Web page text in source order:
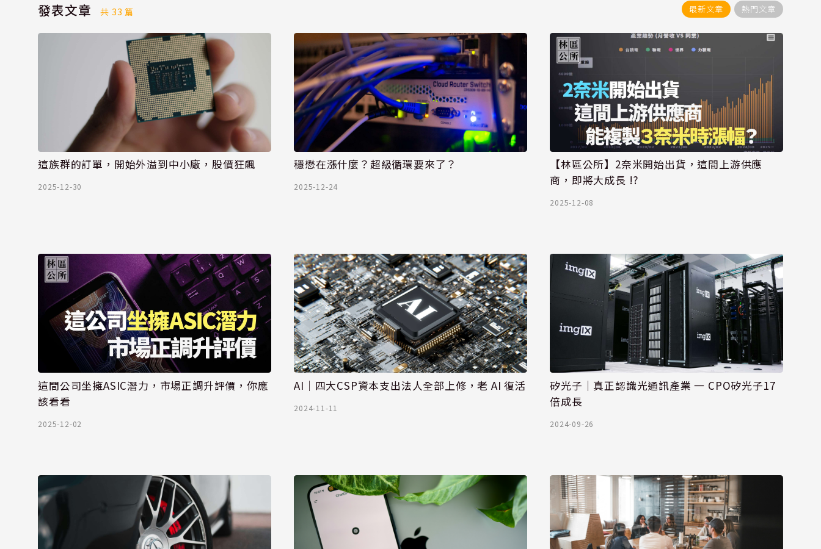
發表文章 共 33 篇 最新文章 熱門文章
這族群的訂單，開始外溢到中小廠，股價狂飆
2025-12-30
穩懋在漲什麼？超級循環要來了？
2025-12-24
【林區公所】2奈米開始出貨，這間上游供應
商，即將大成長 !?
2025-12-08
這間公司坐擁ASIC潛力，市場正調升評價，你應
該看看
2025-12-02
AI｜四大CSP資本支出法人全部上修，老 AI 復活
2024-11-11
矽光子｜真正認識光通訊產業 一 CPO矽光子17
倍成長
2024-09-26